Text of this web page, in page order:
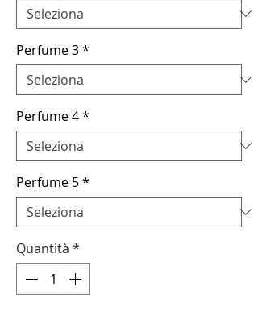
Perfume 3*
Perfume 4*
Perfume 5*
Quantità *